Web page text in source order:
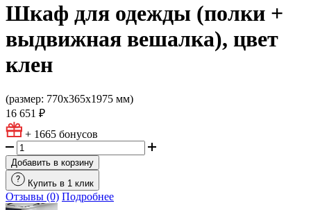
Шкаф для одежды (полки +
выдвижная вешалка), цвет
клен
(размер: 770х365х1975 мм)
16 651 ₽
+ 1665 бонусов
Добавить в корзину
Купить в 1 клик
Отзывы (0) Подробнее